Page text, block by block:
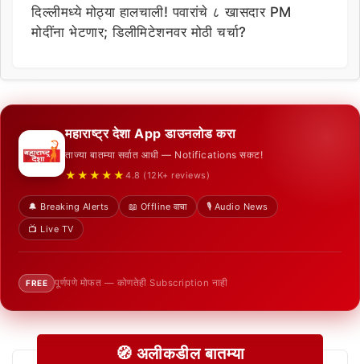
दिल्लीमध्ये मोठ्या हालचाली! पवारांचे ८ खासदार PM
मोदींना भेटणार; डिलीमिटेशनवर मोठी चर्चा?
महाराष्ट्र देशा App डाउनलोड करा
ताज्या बातम्या सर्वात आधी — Notifications सकट!
★★★★★ 4.8 (12K+ reviews)
🔔 Breaking Alerts 📖 Offline वाचा
🎙️ Audio News
📺 Live TV
FREE पूर्णपणे मोफत — कोणतेही Subscription नाही
🧭 अलीकडील बातम्या